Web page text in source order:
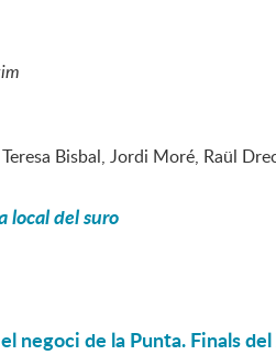
Bisbal, Jordi Moré, Raül
local del suro
negoci de la Punta. Finals